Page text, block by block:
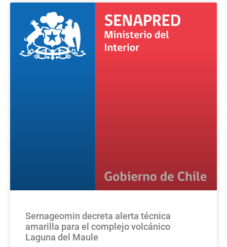
Sernageomin decreta alerta técnica
amarilla para el complejo volcánico
Laguna del Maule